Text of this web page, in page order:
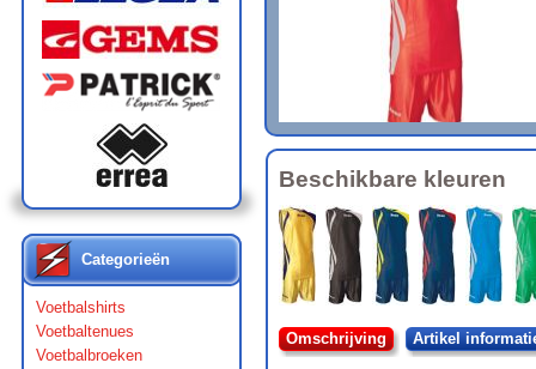
Categorieën
Voetbalshirts
Voetbaltenues
Voetbalbroeken
Beschikbare kleuren
Omschrijving Artikel